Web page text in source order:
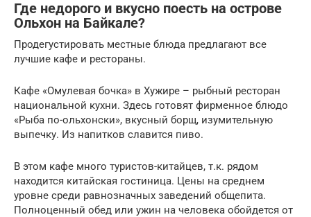
Где недорого и вкусно поесть на острове
Ольхон на Байкале?
Продегустировать местные блюда предлагают все
лучшие кафе и рестораны.
Кафе «Омулевая бочка» в Хужире – рыбный ресторан
национальной кухни. Здесь готовят фирменное блюдо
«Рыба по-ольхонски», вкусный борщ, изумительную
выпечку. Из напитков славится пиво.
В этом кафе много туристов-китайцев, т.к. рядом
находится китайская гостиница. Цены на среднем
уровне среди равнозначных заведений общепита.
Полноценный обед или ужин на человека обойдется от